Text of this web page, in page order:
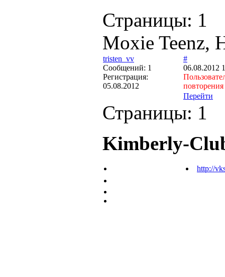
Страницы: 1
Moxie Teenz,
tristen_vv
Cообщений: 1
Регистрация:
05.08.2012
#
06.08.2012
Перейти
Страницы: 1
Kimberly-
http://